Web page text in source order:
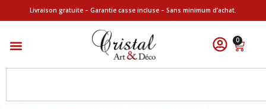
Livraison gratuite – Garantie casse incluse – Sans minimum d’achat.
0